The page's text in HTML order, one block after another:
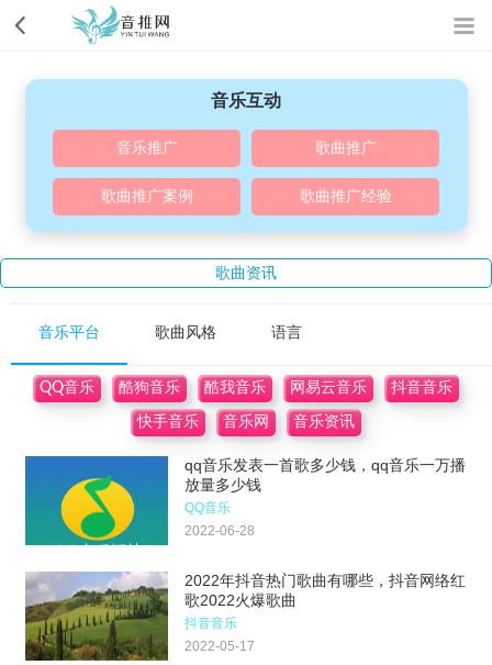
音乐互动
音乐推广 歌曲推广
歌曲推广案例 歌曲推广经验
歌曲资讯
音乐平台 歌曲风格 语言
QQ音乐 酷狗音乐 酷我音乐 网易云音乐 抖音音乐
快手音乐 音乐网 音乐资讯
qq音乐发表一首歌多少钱，qq音乐一万播
放量多少钱
QQ音乐
2022-06-28
2022年抖音热门歌曲有哪些，抖音网络红
歌2022火爆歌曲
抖音音乐
2022-05-17